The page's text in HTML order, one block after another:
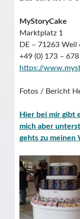
MyStoryCake
Marktplatz 1
DE – 71263 Weil
+49 (0) 173 –
https://
Fotos / Bericht
Hier bei mir gibt
mich aber
gehts zu meinen